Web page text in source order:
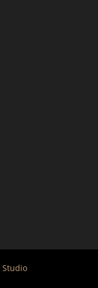
Studio